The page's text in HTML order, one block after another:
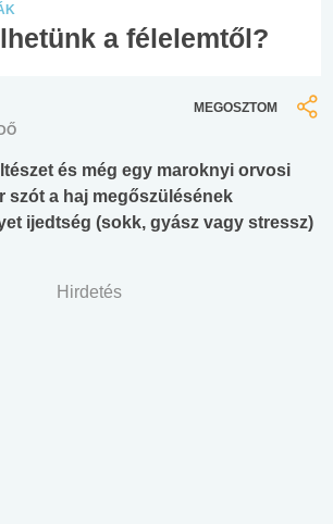
a félelemtől?
MEGOSZTOM
és még egy maroknyi orvosi
szót a haj megőszülésének
ijedtség (sokk, gyász vagy stressz)
Hirdetés